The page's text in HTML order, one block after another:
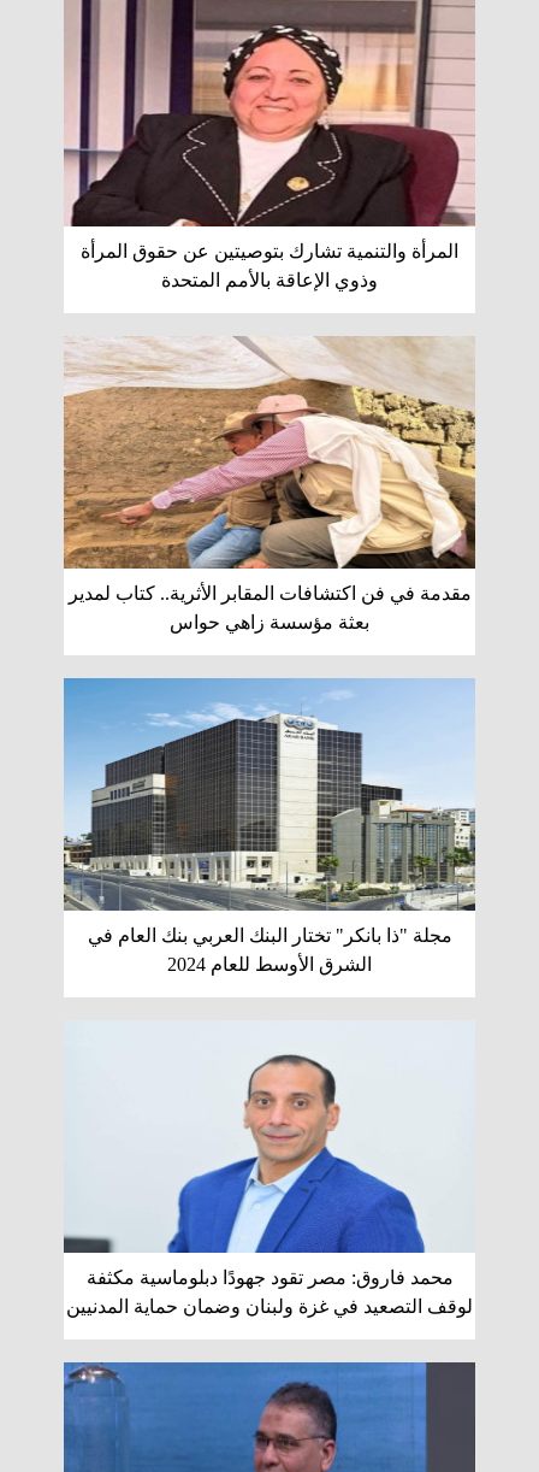
المرأة والتنمية تشارك بتوصيتين عن حقوق المرأة
وذوي الإعاقة بالأمم المتحدة
مقدمة في فن اكتشافات المقابر الأثرية.. كتاب لمدير
بعثة مؤسسة زاهي حواس
مجلة "ذا بانكر" تختار البنك العربي بنك العام في
الشرق الأوسط للعام 2024
محمد فاروق: مصر تقود جهودًا دبلوماسية مكثفة
لوقف التصعيد في غزة ولبنان وضمان حماية المدنيين